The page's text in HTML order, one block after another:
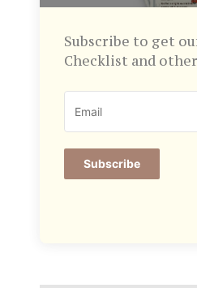
Subscribe to get
Checklist and
Subscribe